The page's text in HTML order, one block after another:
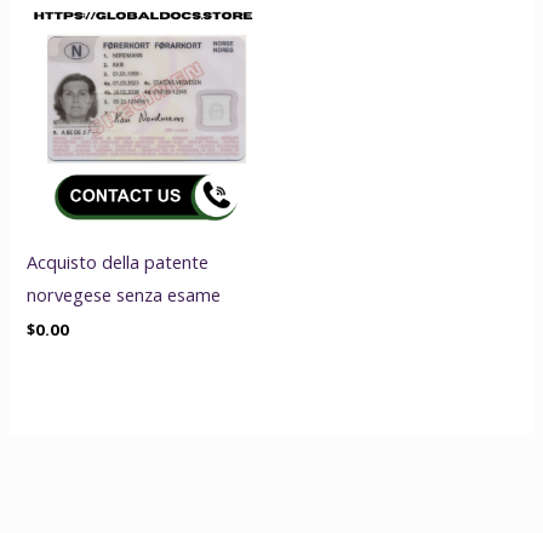
Acquisto della patente
norvegese senza esame
$0.00